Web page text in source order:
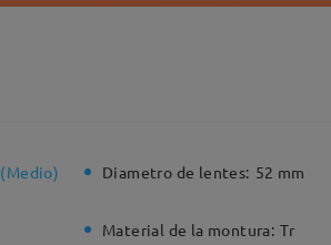
(Medio) Diametro de lentes: 52 mm
Material de la montura: Tr